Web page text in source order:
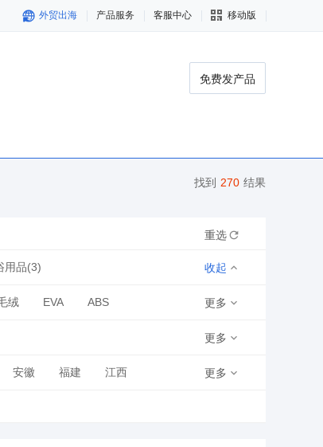
外贸出海 产品服务 客服中心 移动版
免费发产品
找到 270 结果
重选
用品(3)
一次性防尘罩
收起
绒 EVA ABS 更多
更多
安徽 福建 江西 更多